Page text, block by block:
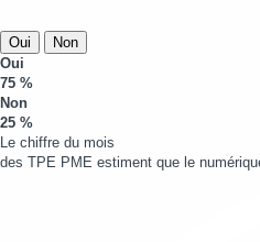
Oui
Non
Oui
75 %
Non
25 %
Le chiffre du mois
des TPE PME estiment que le